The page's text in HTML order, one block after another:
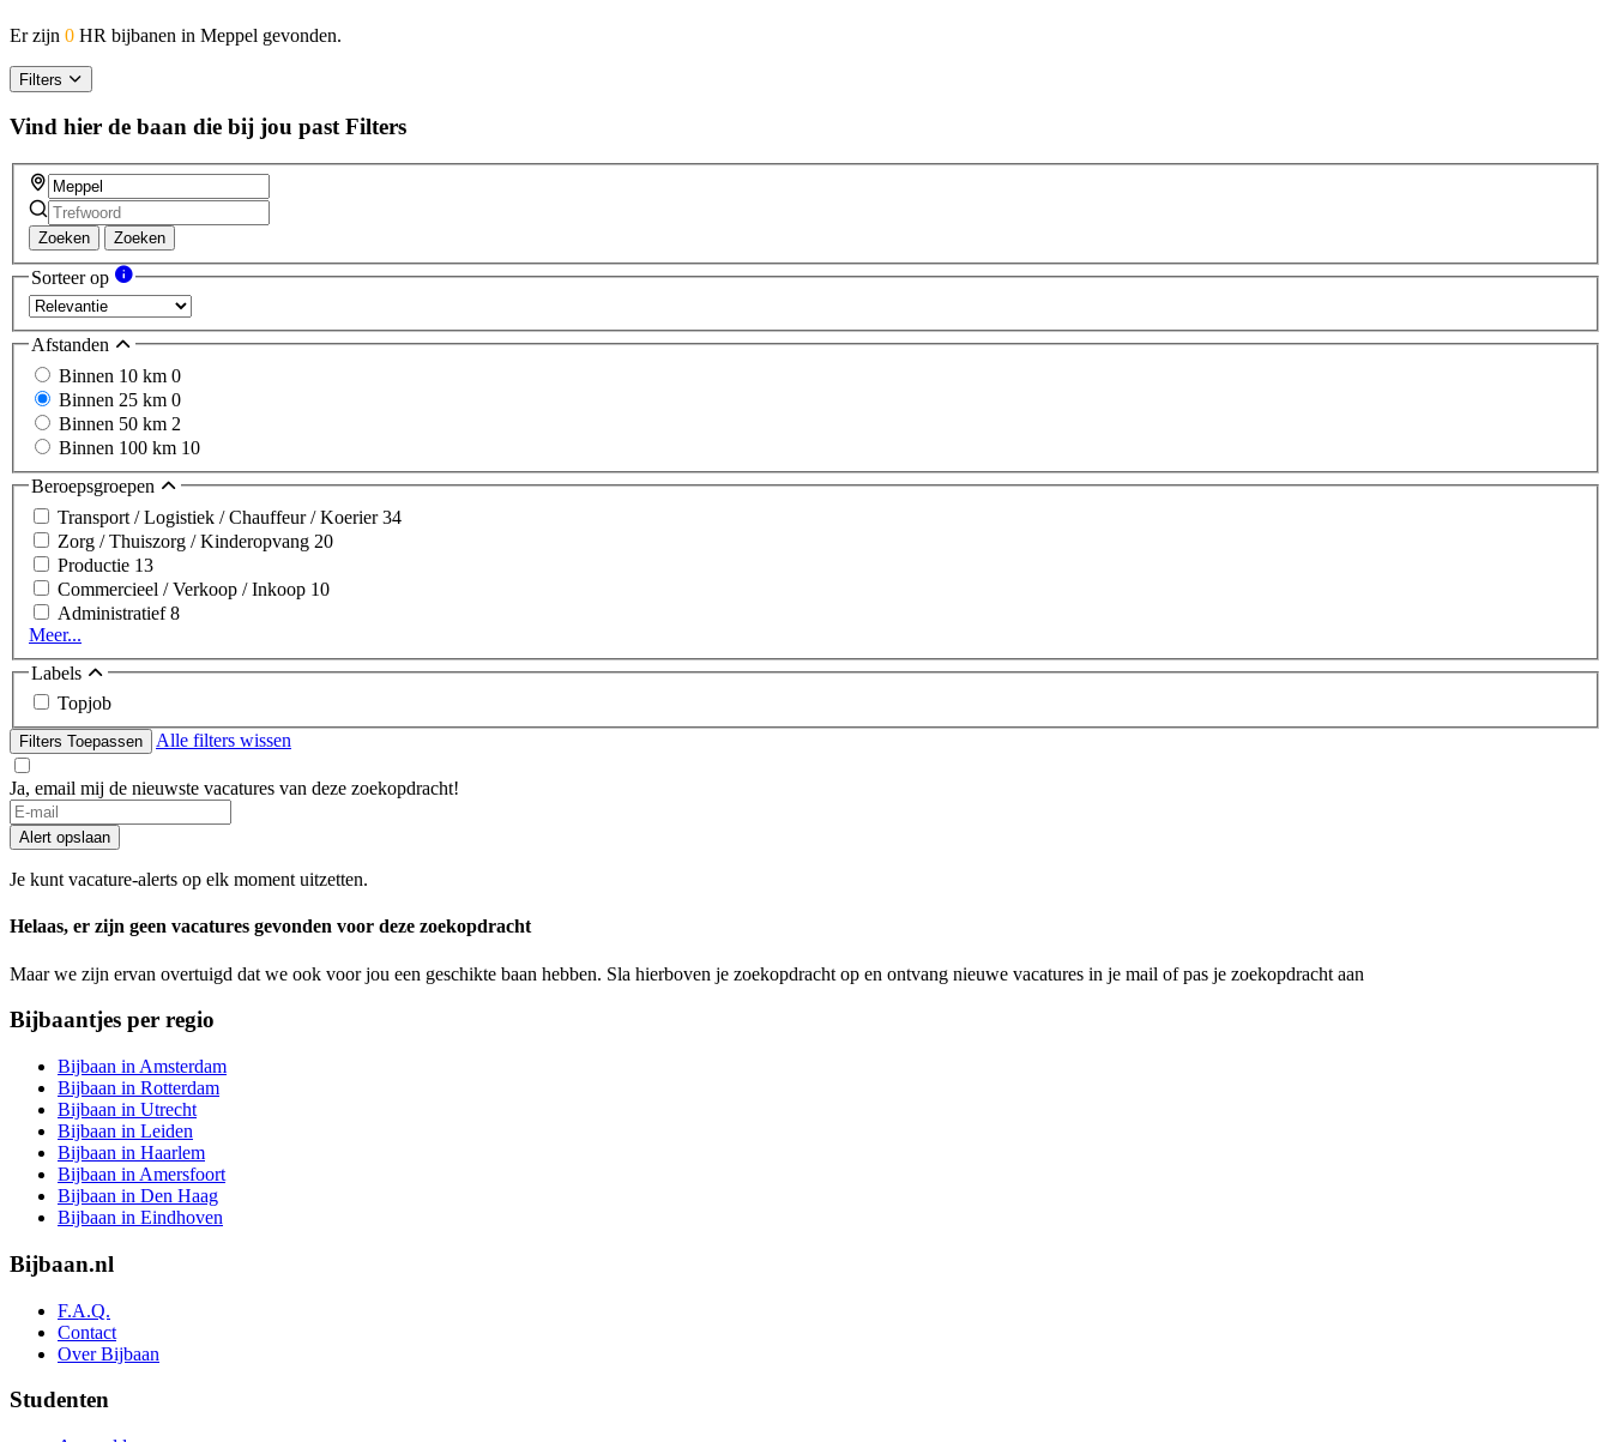
Er zijn 0 HR bijbanen in Meppel gevonden.
Filters
Vind hier de baan die bij jou past Filters
Zoeken Zoeken
Sorteer op
Afstanden
Binnen 10 km 0
Binnen 25 km 0
Binnen 50 km 2
Binnen 100 km 10
Beroepsgroepen
Transport / Logistiek / Chauffeur / Koerier34
Zorg / Thuiszorg / Kinderopvang 20
Productie 13
Commercieel / Verkoop / Inkoop 10
Administratief8
Meer...
Labels
Topjob
Filters Toepassen Alle filters wissen
Ja, email mij de nieuwste vacatures van deze zoekopdracht!
If
you
are
a
ignore
this
Alert opslaan
Je kunt vacature-alerts op elk moment uitzetten.
Helaas, er zijn geen vacatures gevonden voor deze zoekopdracht
Maar we zijn ervan overtuigd dat we ook voor jou een geschikte baan hebben. Sla hierboven je zoekopdracht op en ontvang nieuwe vacatures in je mail of pas je zoekopdracht aan
Bijbaantjes per regio
Bijbaan in Amsterdam
Bijbaan in Rotterdam
Bijbaan in Utrecht
Bijbaan in Leiden
Bijbaan in Haarlem
Bijbaan in Amersfoort
Bijbaan in Den Haag
Bijbaan in Eindhoven
Bijbaan.nl
F.A.Q.
Contact
Over Bijbaan
Studenten